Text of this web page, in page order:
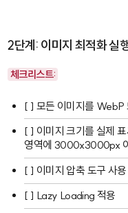
2단계: 이미지 최적화 실
체크리스트:
[ ] 모든 이미지를 WebP
[ ] 이미지 크기를 실제
영역에 3000x3000px
[ ] 이미지 압축 도구 사
[ ] Lazy Loading 적용